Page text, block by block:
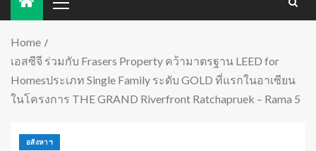
Home
เอสซีจี ร่วมกับ Frasers Property คว้ามาตรฐาน LEED for
Homesประเภท Single Family ระดับ GOLD ที่แรกในอาเซียน
ในโครงการ THE GRAND Riverfront Ratchapruek – Rama 5
อสังหาฯ